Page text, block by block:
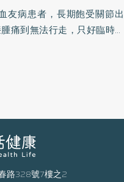
友病患者，長期飽受關節出
痛到無法行走，只好臨時請
路328號7樓之2